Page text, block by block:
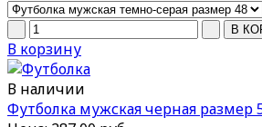
В корзину
В наличии
Футболка мужская черная размер